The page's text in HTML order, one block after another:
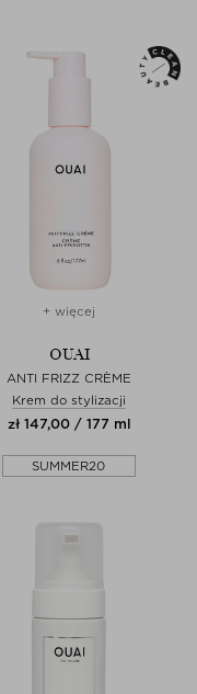
+ więcej
OUAI
ANTI FRIZZ CRÈME
Krem do stylizacji
zł 147,00 / 177 ml
SUMMER20